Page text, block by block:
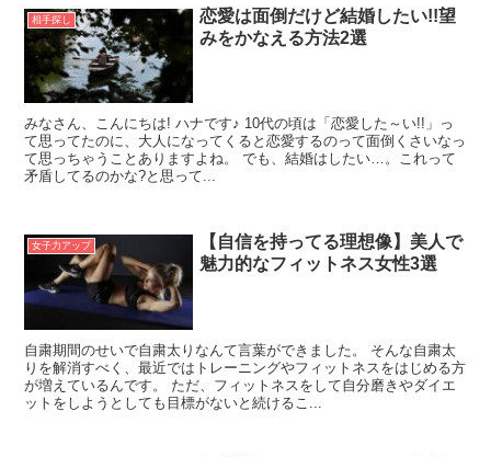
相手探し
恋愛は面倒だけど結婚したい!!望
みをかなえる方法2選
みなさん、こんにちは! ハナです♪ 10代の頃は「恋愛した～い!!」っ
て思ってたのに、大人になってくると恋愛するのって面倒くさいなっ
て思っちゃうことありますよね。 でも、結婚はしたい…。これって
矛盾してるのかな?と思って...
女子力アップ
【自信を持ってる理想像】美人で
魅力的なフィットネス女性3選
自粛期間のせいで自粛太りなんて言葉ができました。 そんな自粛太
りを解消すべく、最近ではトレーニングやフィットネスをはじめる方
が増えているんです。 ただ、フィットネスをして自分磨きやダイエ
ットをしようとしても目標がないと続けるこ...